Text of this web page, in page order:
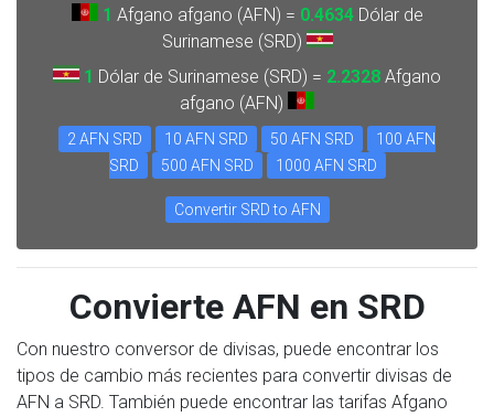
1 Afgano afgano (AFN) = 0.4634Dólar de
Surinamese (SRD)
1 Dólar de Surinamese (SRD) = 2.2328 Afgano
afgano (AFN)
2 AFN SRD 10 AFN SRD 50 AFN SRD
100 AFN
SRD
500 AFN SRD 1000 AFN SRD
Convertir SRD to AFN
Convierte AFN en SRD
Con nuestro conversor de divisas, puede encontrar los
tipos de cambio más recientes para convertir divisas de
AFN a SRD. También puede encontrar las tarifas Afgano